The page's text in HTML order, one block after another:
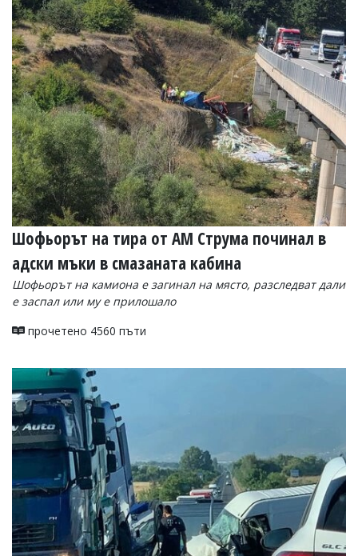
Шофьорът на тира от АМ Струма починал в
адски мъки в смазаната кабина
Шофьорът на камиона е загинал на място, разследват дали
е заспал или му е прилошало
прочетено 4560 пъти